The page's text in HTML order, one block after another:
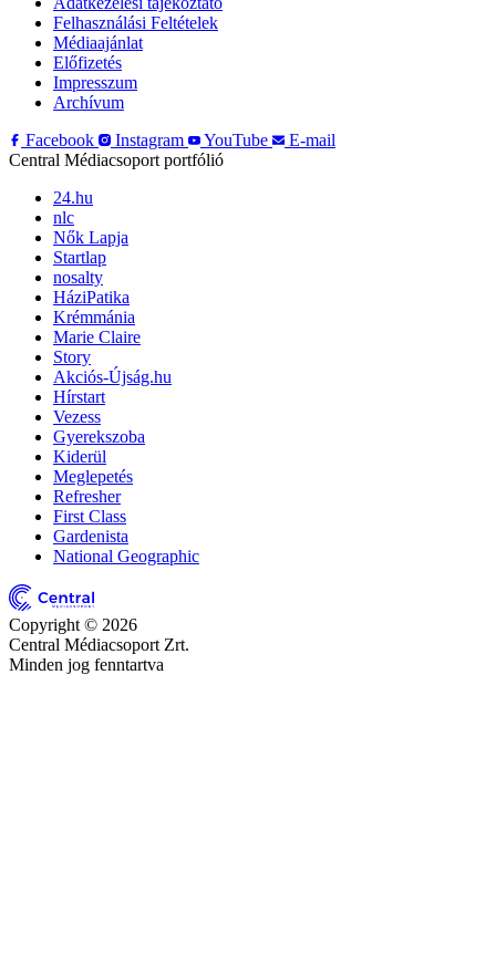
Felhasználási Feltételek
Médiaajánlat
Előfizetés
Impresszum
Archívum
Facebook
Instagram YouTube
E-mail
Central Médiacsoport portfólió
24.hu
nlc
Nők Lapja
Startlap
nosalty
HáziPatika
Krémmánia
Marie Claire
Story
Akciós-Újság.hu
Hírstart
Vezess
Gyerekszoba
Kiderül
Meglepetés
Refresher
First Class
Gardenista
National Geographic
Copyright © 2026
Central Médiacsoport Zrt.
Minden jog fenntartva